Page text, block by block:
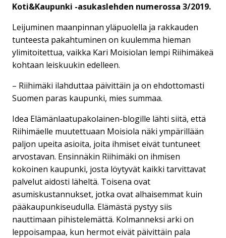
Koti&Kaupunki -asukaslehden numerossa 3/2019.
Leijuminen maanpinnan yläpuolella ja rakkauden
tunteesta pakahtuminen on kuulemma hieman
ylimitoitettua, vaikka Kari Moisiolan lempi Riihimäkeä
kohtaan leiskuukin edelleen.
– Riihimäki ilahduttaa päivittäin ja on ehdottomasti
Suomen paras kaupunki, mies summaa.
Idea Elämänlaatupakolainen-blogille lähti siitä, että
Riihimäelle muutettuaan Moisiola näki ympärillään
paljon upeita asioita, joita ihmiset eivät tuntuneet
arvostavan. Ensinnäkin Riihimäki on ihmisen
kokoinen kaupunki, josta löytyvät kaikki tarvittavat
palvelut aidosti läheltä. Toisena ovat
asumiskustannukset, jotka ovat alhaisemmat kuin
pääkaupunkiseudulla. Elämästä pystyy siis
nauttimaan pihistelemättä. Kolmanneksi arki on
leppoisampaa, kun hermot eivät päivittäin pala